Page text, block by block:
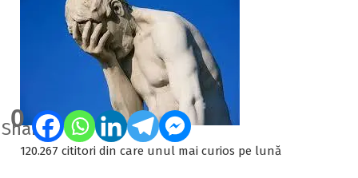
0
Shares
120.267 cititori din care unul mai curios pe lună